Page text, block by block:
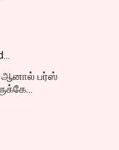
ஆனால் பர்ஸ்